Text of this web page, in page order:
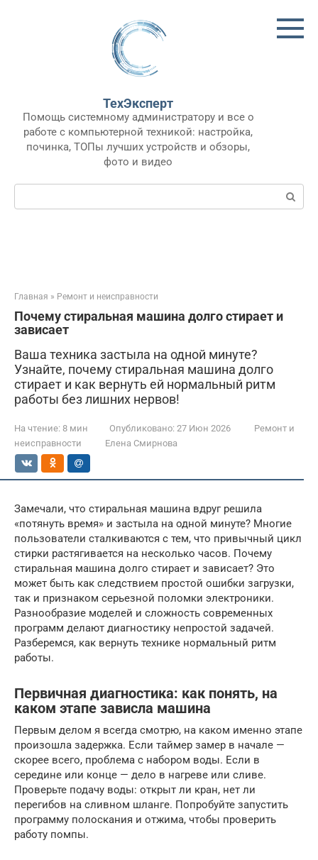
ТехЭксперт
Помощь системному администратору и все о
работе с компьютерной техникой: настройка,
починка, ТОПы лучших устройств и обзоры,
фото и видео
Поиск:
Главная » Ремонт и неисправности
Почему стиральная машина долго стирает и
зависает
Ваша техника застыла на одной минуте?
Узнайте, почему стиральная машина долго
стирает и как вернуть ей нормальный ритм
работы без лишних нервов!
На чтение: 8 мин Опубликовано: 27 Июн 2026
Ремонт и
неисправности
Елена Смирнова
Замечали, что стиральная машина вдруг решила
«потянуть время» и застыла на одной минуте? Многие
пользователи сталкиваются с тем, что привычный цикл
стирки растягивается на несколько часов. Почему
стиральная машина долго стирает и зависает? Это
может быть как следствием простой ошибки загрузки,
так и признаком серьезной поломки электроники.
Разнообразие моделей и сложность современных
программ делают диагностику непростой задачей.
Разберемся, как вернуть технике нормальный ритм
работы.
Первичная диагностика: как понять, на
каком этапе зависла машина
Первым делом я всегда смотрю, на каком именно этапе
произошла задержка. Если таймер замер в начале —
скорее всего, проблема с набором воды. Если в
середине или конце — дело в нагреве или сливе.
Проверьте подачу воды: открыт ли кран, нет ли
перегибов на сливном шланге. Попробуйте запустить
программу полоскания и отжима, чтобы проверить
работу помпы.